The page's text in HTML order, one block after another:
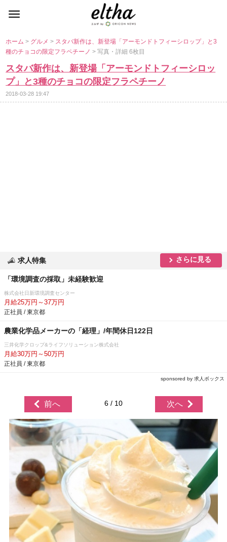
ホーム> グルメ> スタバ新作は、新登場「アーモンドトフィーシロップ」と3
種のチョコの限定フラペチーノ> 写真・詳細 6枚目
スタバ新作は、新登場「アーモンドトフィーシロッ
プ」と3種のチョコの限定フラペチーノ
2018-03-28 19:47
求人特集 さらに見る
「環境調査の採取」未経験歓迎
株式会社日新環境調査センター
月給25万円～37万円
正社員 / 東京都
農業化学品メーカーの「経理」/年間休日122日
三井化学クロップ&ライフソリューション株式会社
月給30万円～50万円
正社員 / 東京都
sponsored by 求人ボックス
前へ 6 / 10 次へ